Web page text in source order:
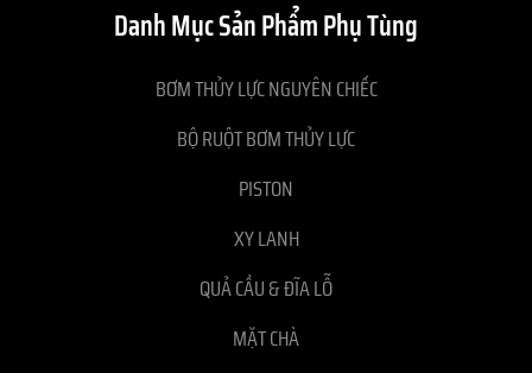
Danh Mục Sản Phẩm Phụ Tùng
BƠM THỦY LỰC NGUYÊN CHIẾC
BỘ RUỘT BƠM THỦY LỰC
PISTON
XY LANH
QUẢ CẦU & ĐĨA LỖ
MẶT CHÀ